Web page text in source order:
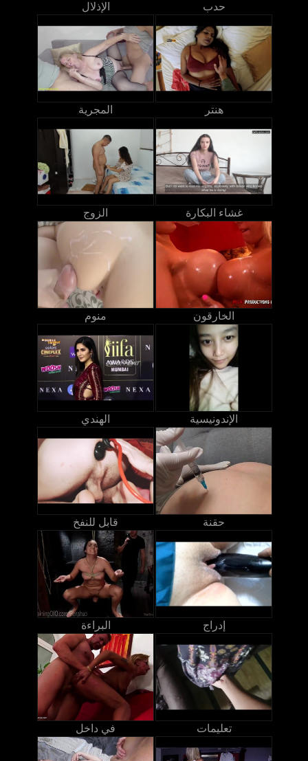
الإذلال حدب
المجرية هنتر
الزوج غشاء البكارة
منوم الخارقون
الهندي الإندونيسية
قابل للنفخ حقنة
البراءة إدراج
في داخل تعليمات